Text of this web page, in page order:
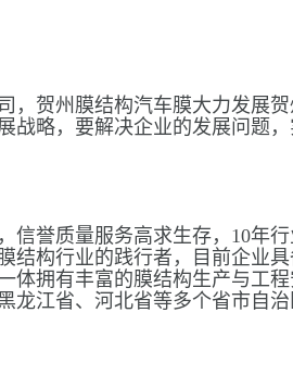
，贺州膜结构汽车膜大力发展
战略，要解决企业的发展问题
信誉质量服务高求生存，10年行
结构行业的践行者，目前企业
体拥有丰富的膜结构生产与工
龙江省、河北省等多个省市自治